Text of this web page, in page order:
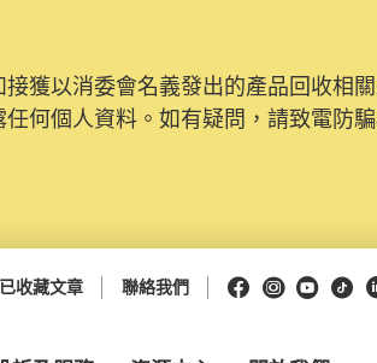
獲以消委會名義發出的產品回收相
何個人資料。如有疑問，請致電防
已收藏文章 聯絡我們 Facebook 抖